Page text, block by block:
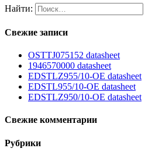
Найти:
Свежие записи
OSTTJ075152 datasheet
1946570000 datasheet
EDSTLZ955/10-OE datasheet
EDSTL955/10-OE datasheet
EDSTLZ950/10-OE datasheet
Свежие комментарии
Рубрики